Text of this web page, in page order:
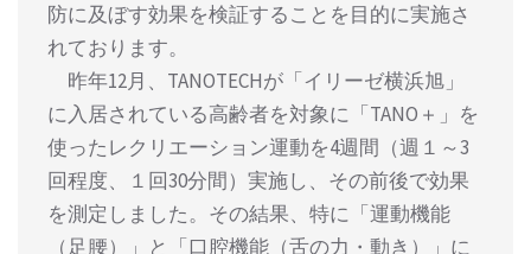
防に及ぼす効果を検証することを目的に実施さ
れております。
昨年12月、TANOTECHが「イリーゼ横浜旭」
に入居されている高齢者を対象に「TANO＋」を
使ったレクリエーション運動を4週間（週１～3
回程度、１回30分間）実施し、その前後で効果
を測定しました。その結果、特に「運動機能
（足腰）」と「口腔機能（舌の力・動き）」に